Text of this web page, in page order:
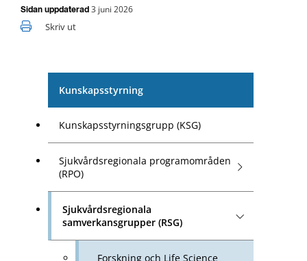
Kunskapsstyrning
Kunskapsstyrningsgrupp (KSG)
Sjukvårdsregionala programområden
(RPO)
Sjukvårdsregionala
samverkansgrupper (RSG)
Forskning och Life Science
Sidan uppdaterad 3 juni 2026
Skriv ut